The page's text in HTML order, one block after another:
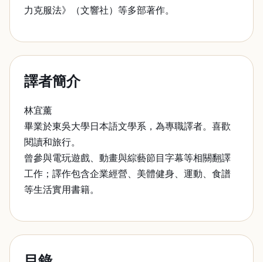
力克服法》（文響社）等多部著作。
譯者簡介
林宜薰
畢業於東吳大學日本語文學系，為專職譯者。喜歡
閱讀和旅行。
曾參與電玩遊戲、動畫與綜藝節目字幕等相關翻譯
工作；譯作包含企業經營、美體健身、運動、食譜
等生活實用書籍。